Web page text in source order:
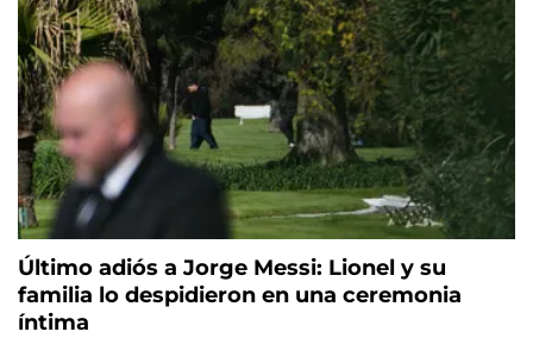
Último adiós a Jorge Messi: Lionel y su
familia lo despidieron en una ceremonia
íntima